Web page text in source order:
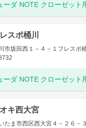
ーダ NOTE クローゼット
スポ桶川
市坂田西１－４－１フレスポ
ーダ NOTE クローゼット
キ西大宮
たま市西区西大宮４－２６－３